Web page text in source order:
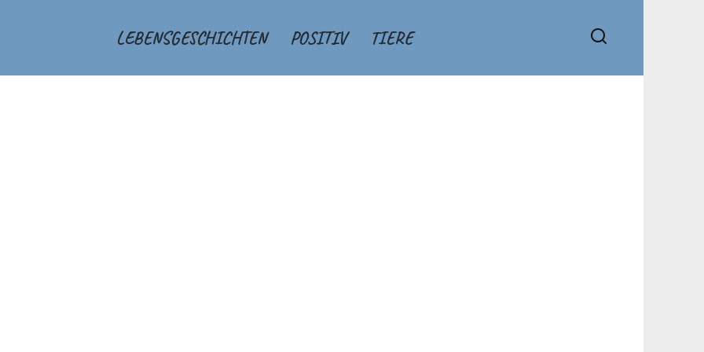
LEBENSGESCHICHTEN POSITIV TIERE